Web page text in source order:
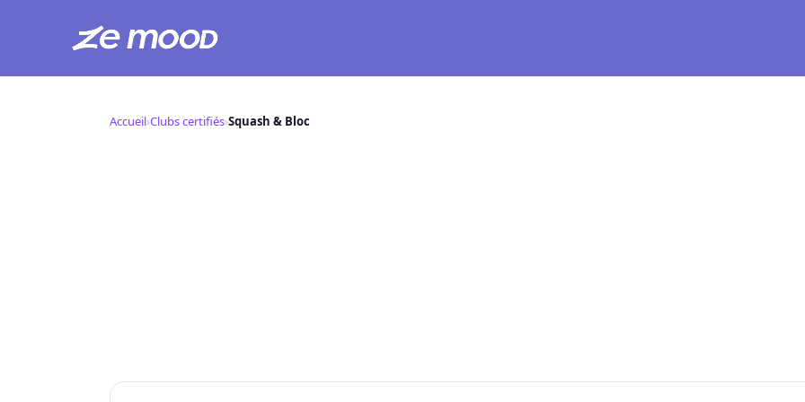
Accueil›Clubs certifiés›Squash & Bloc